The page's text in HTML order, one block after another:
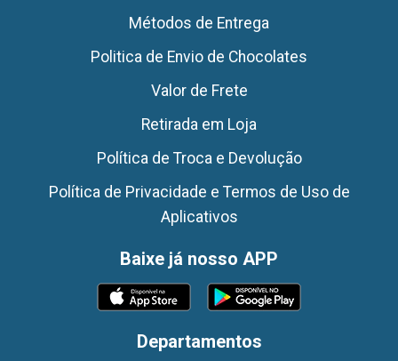
Métodos de Entrega
Politica de Envio de Chocolates
Valor de Frete
Retirada em Loja
Política de Troca e Devolução
Política de Privacidade e Termos de Uso de
Aplicativos
Baixe já nosso APP
Departamentos